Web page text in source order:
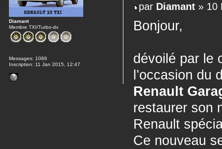
par Diamant » 10
Bonjour,
dévoilé par le
l’occasion
Renault
restaurer son
Renault
Ce nouveau
Diamant
Membre TXI/Turbo-dx
Messages: 1089
Inscription: 11 Jan 2015, 12:47